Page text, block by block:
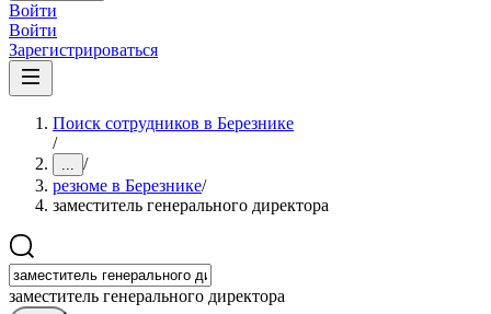
Войти
Войти
Зарегистрироваться
Поиск сотрудников в Березнике
/
... /
резюме в Березнике/
заместитель генерального директора
заместитель генерального директора